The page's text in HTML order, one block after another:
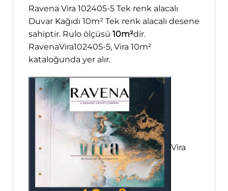
Ravena Vira 102405-5 Tek renk alacalı
Duvar Kağıdı 10m² Tek renk alacalı desene
sahiptir. Rulo ölçüsü 10m²dir.
RavenaVira102405-5, Vira 10m²
kataloğunda yer alır.
Vira